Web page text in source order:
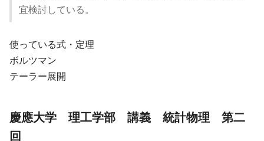
宜検討している。
使っている式・定理
ボルツマン
テーラー展開
慶應大学 理工学部 講義 統計物理 第二
回